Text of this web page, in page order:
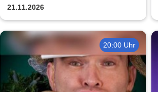
21.11.2026
20:00 Uhr